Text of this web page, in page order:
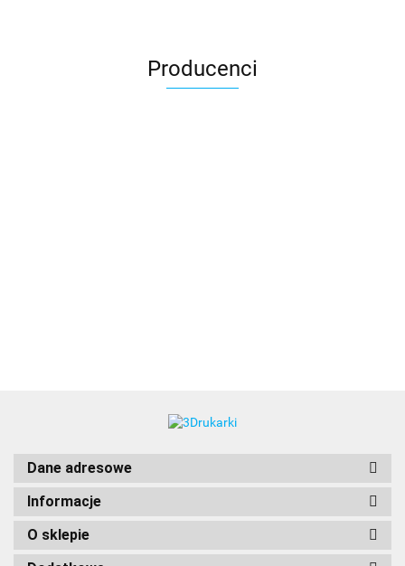
Producenci
Dane adresowe
Informacje
O sklepie